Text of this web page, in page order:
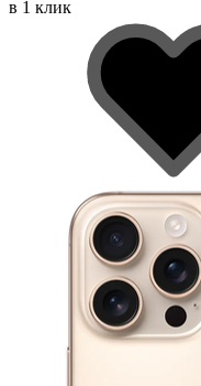
в 1 клик